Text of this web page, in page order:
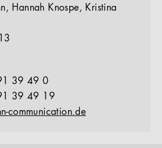
Hannah Knospe, Kristina
39 49 0
39 49 19
communication.de